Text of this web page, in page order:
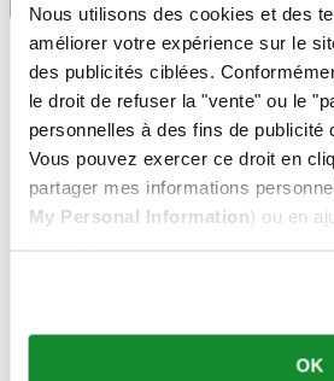
Nous utilisons des cookies et des
améliorer votre expérience sur le
des publicités ciblées.
le droit de refuser la "vente" ou le
personnelles à des fins de publicité
Vous pouvez exercer ce droit en
partager mes informations
My Personal Information) ou en
OK
Sélecteur de langue
Allemagne
Autriche
Belgique
Français
Chine
English
简体中文
Irlande